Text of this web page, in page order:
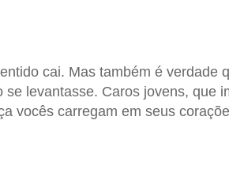
cai. Mas também é verdade
levantasse. Caros jovens, que
vocês carregam em seus